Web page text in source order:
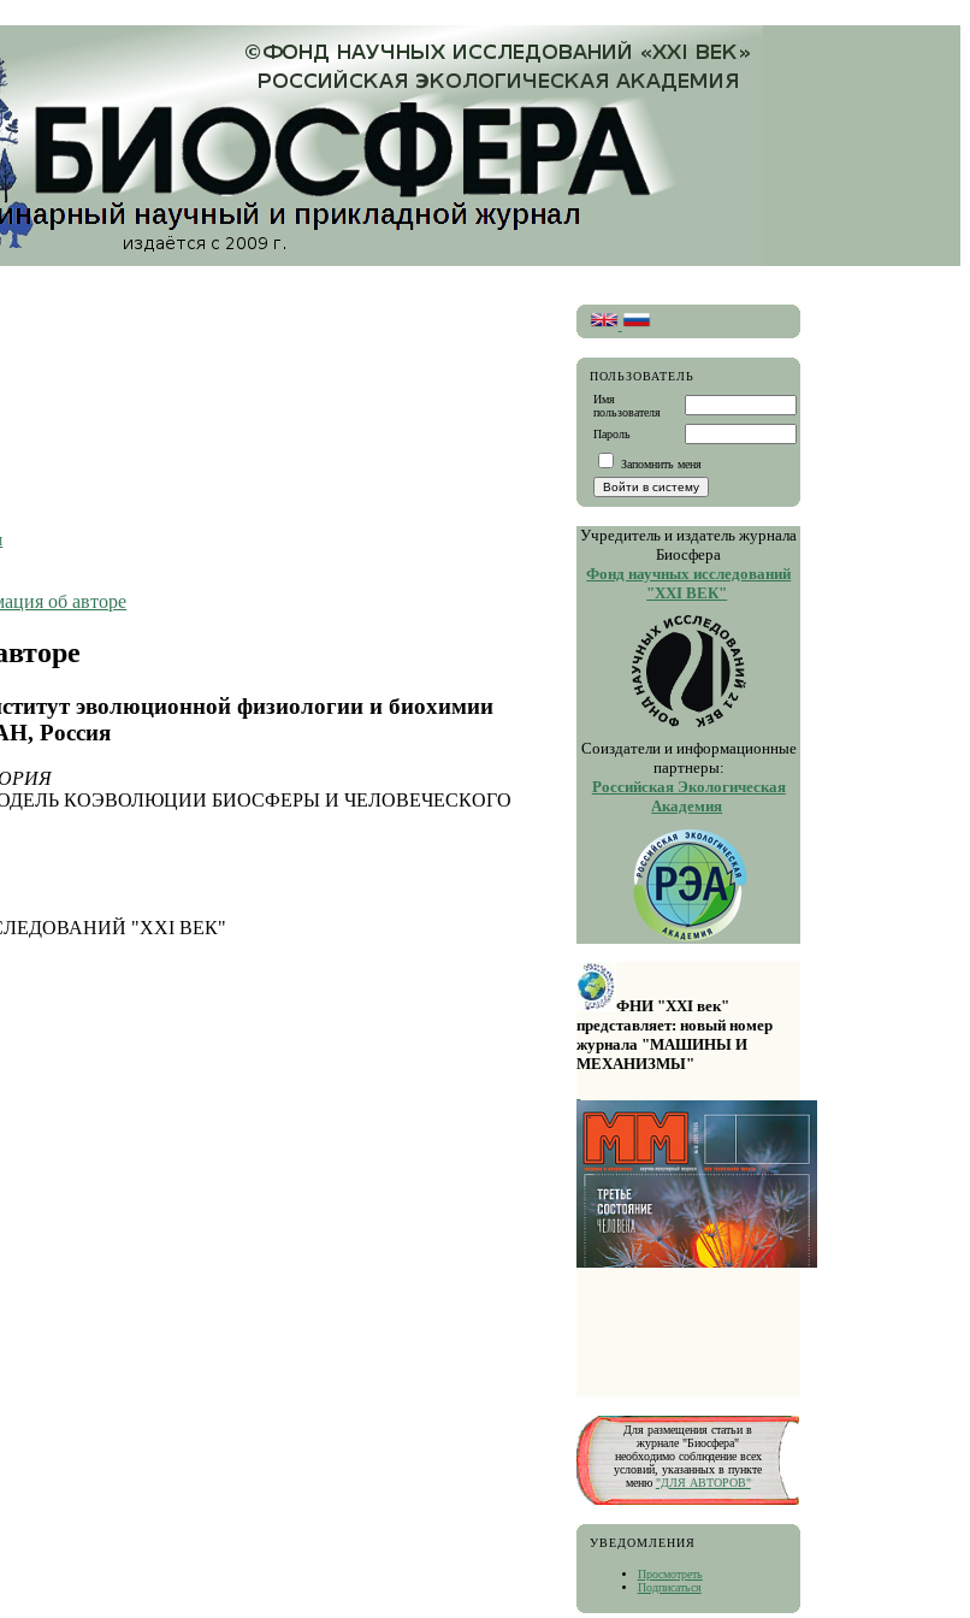
ПОЛЬЗОВАТЕЛЬ
Имя
пользователя
Пароль
Запомнить меня
Учредитель и издатель журнала
Биосфера
Фонд научных исследований
"XXI ВЕК"
Соиздатели и информационные
партнеры:
Российская Экологическая
Академия
ФНИ "XXI век"
представляет: новый номер
журнала "МАШИНЫ И
МЕХАНИЗМЫ"
Для размещения статьи в
журнале "Биосфера"
необходимо соблюдение всех
условий, указанных в пункте
меню "ДЛЯ АВТОРОВ"
УВЕДОМЛЕНИЯ
Просмотреть
Подписаться
об авторе
эволюционной физиологии и биохимии
Россия
КОЭВОЛЮЦИИ БИОСФЕРЫ И ЧЕЛОВЕЧЕСКОГО
"XXI ВЕК"